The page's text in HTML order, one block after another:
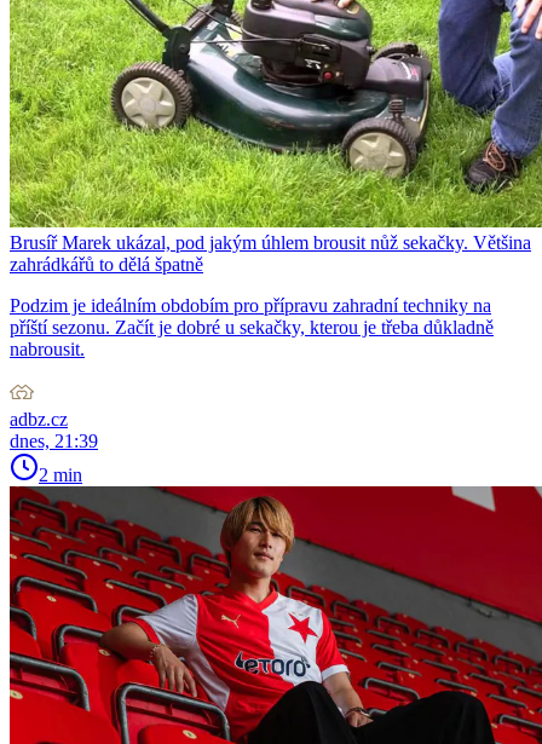
Brusíř Marek ukázal, pod jakým úhlem brousit nůž sekačky. Většina
zahrádkářů to dělá špatně
Podzim je ideálním obdobím pro přípravu zahradní techniky na
příští sezonu. Začít je dobré u sekačky, kterou je třeba důkladně
nabrousit.
adbz.cz
dnes, 21:39
2 min